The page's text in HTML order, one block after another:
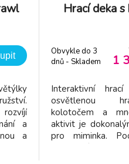
a
a
Hrací deka
Obvykle do 3
dnů - Skladem
1
Interaktivní
osvětlenou
kolotočem a
aktivit je
pro miminka.